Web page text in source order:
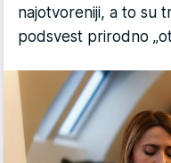
najotvoreniji, a to su
podsvest prirodno